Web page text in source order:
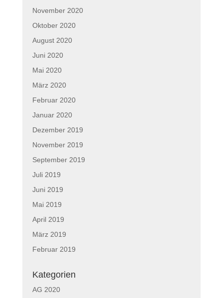
November 2020
Oktober 2020
August 2020
Juni 2020
Mai 2020
März 2020
Februar 2020
Januar 2020
Dezember 2019
November 2019
September 2019
Juli 2019
Juni 2019
Mai 2019
April 2019
März 2019
Februar 2019
Kategorien
AG 2020